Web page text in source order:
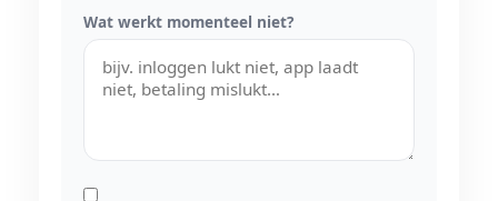
Wat werkt momenteel niet?